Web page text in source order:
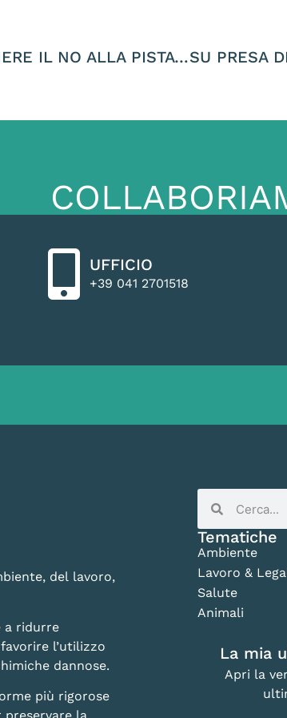
DOMANI SARÒ A CORTINA PER SOSTENERE IL NO ALLA PISTA DA BOB A CORTINA. TUTELARE INGENTI RISORSE PUBBLICHE E IL PATRIMONIO NATURALE È UN DOVERE PER CHI AMMINISTRA!
UFFICIO
+39 041 2701518
del lavoro,
a ridurre
l’utilizzo
dannose.
più rigorose
Tematiche
Ambiente
Lavoro &
Salute
Animali
La mia
Apri la